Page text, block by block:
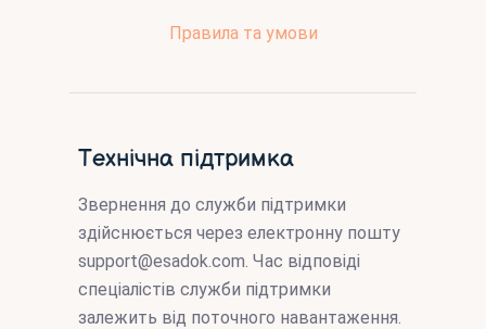
Правила та умови
Технічна підтримка
Звернення до служби підтримки
здійснюється через електронну пошту
support@esadok.com. Час відповіді
спеціалістів служби підтримки
залежить від поточного навантаження.